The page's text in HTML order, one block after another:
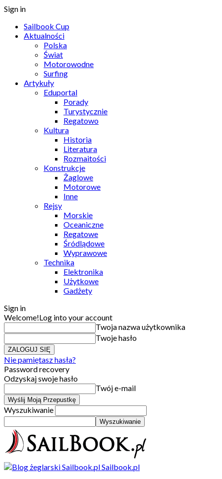
Sign in
Sailbook Cup
Aktualności
Polska
Świat
Motorowodne
Surfing
Artykuły
Eduportal
Porady
Turystycznie
Regatowo
Kultura
Historia
Literatura
Rozmaitości
Konstrukcje
Żaglowe
Motorowe
Inne
Rejsy
Morskie
Oceaniczne
Regatowe
Śródlądowe
Wyprawowe
Technika
Elektronika
Użytkowe
Gadżety
Sign in
Welcome!Log into your account
Twoja nazwa użytkownika
Twoje hasło
Nie pamiętasz hasła?
Password recovery
Odzyskaj swoje hasło
Twój e-mail
Wyszukiwanie
Sailbook.pl